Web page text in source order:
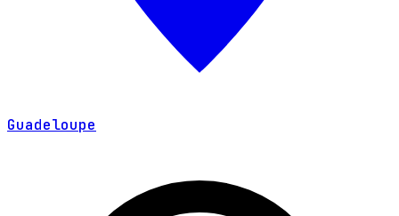
Guadeloupe